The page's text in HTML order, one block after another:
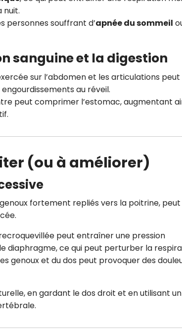
nuit.
personnes souffrant d’apnée du sommeil
sanguine et la digestion
sur l’abdomen et les articulations peut
au réveil.
peut comprimer l’estomac, augmentant
(ou à améliorer)
fortement repliés vers la poitrine, peut
peut entraîner une pression
diaphragme, ce qui peut perturber la
genoux et du dos peut provoquer des
en gardant le dos droit et en utilisant un